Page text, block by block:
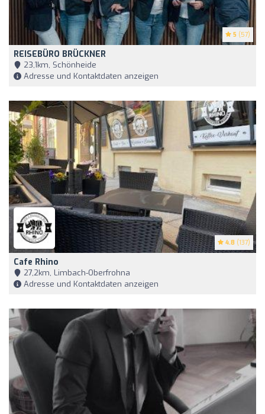
5 (57)
REISEBÜRO BRÜCKNER
23,1km, Schönheide
Adresse und Kontaktdaten anzeigen
4.8 (137)
Cafe Rhino
27,2km, Limbach-Oberfrohna
Adresse und Kontaktdaten anzeigen